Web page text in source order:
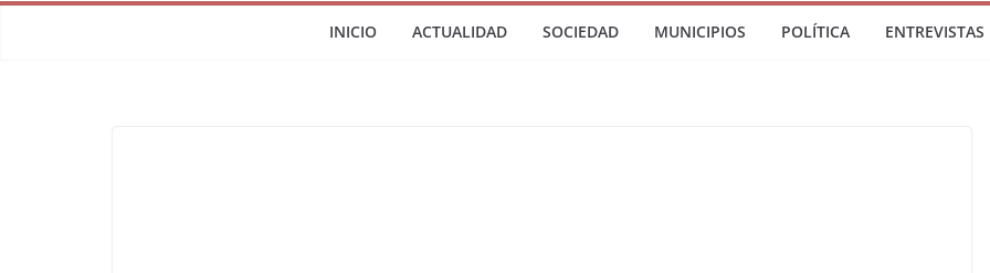
INICIO ACTUALIDAD SOCIEDAD MUNICIPIOS POLÍTICA ENTREVISTAS